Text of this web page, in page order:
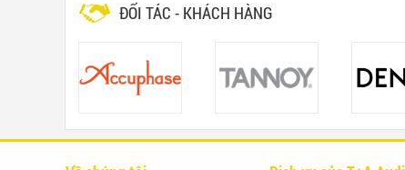
ĐỐI TÁC - KHÁCH HÀNG